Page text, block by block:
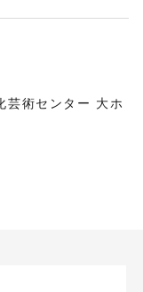
芸術センター 大ホ